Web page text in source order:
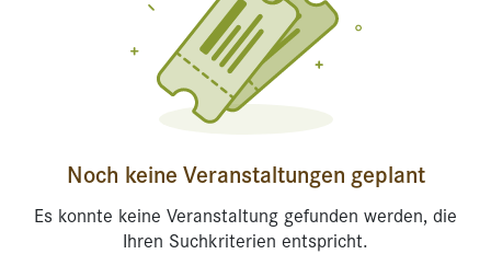
Noch keine Veranstaltungen geplant
Es konnte keine Veranstaltung gefunden werden, die
Ihren Suchkriterien entspricht.